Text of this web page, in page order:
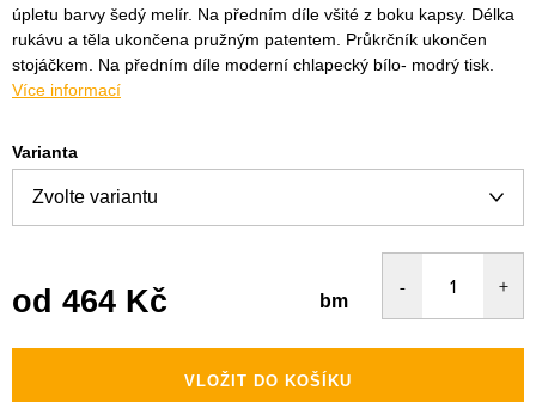
úpletu barvy šedý melír. Na předním díle všité z boku kapsy. Délka
rukávu a těla ukončena pružným patentem. Průkrčník ukončen
stojáčkem. Na předním díle moderní chlapecký bílo- modrý tisk.
Více informací
Varianta
od 464 Kč bm
VLOŽIT DO KOŠÍKU